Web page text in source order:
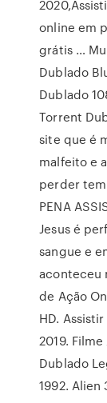
online em
grátis …
Dublado
Dublado
Torrent
site que é
malfeito e
perder
PENA
Jesus é
sangue e
aconteceu
de Ação
HD.
2019.
Dublado
1992. Alien